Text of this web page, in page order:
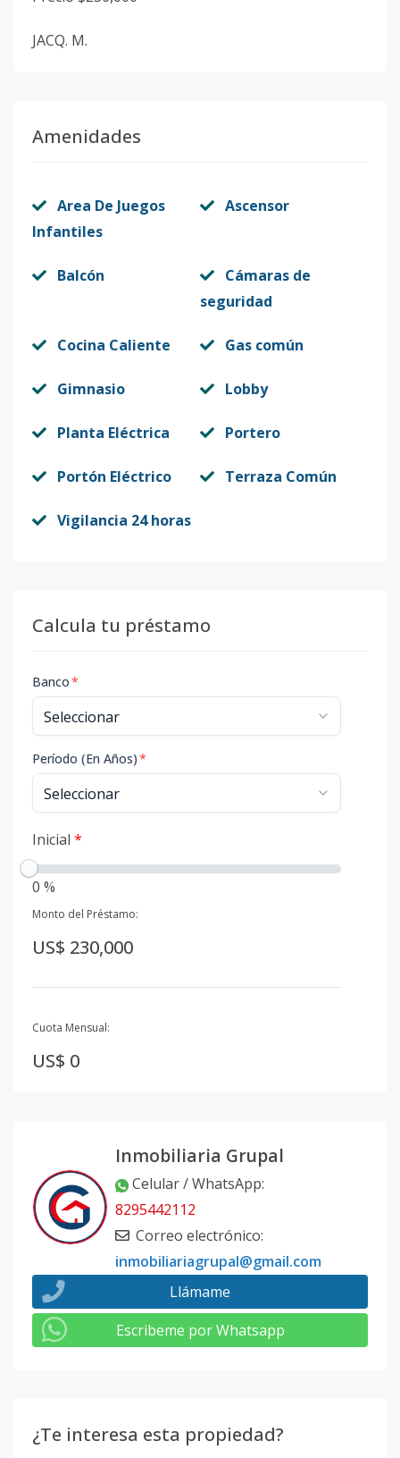
JACQ. M.
Amenidades
Area De Juegos
Infantiles
Ascensor
Balcón
Cámaras de
seguridad
Cocina Caliente Gas común
Gimnasio Lobby
Planta Eléctrica Portero
Portón Eléctrico Terraza Común
Vigilancia 24 horas
Calcula tu préstamo
Banco*
Período (En Años)*
Inicial *
0 %
Monto del Préstamo:
US$ 230,000
Cuota Mensual:
US$ 0
Inmobiliaria Grupal
Celular / WhatsApp:
8295442112
Correo electrónico:
inmobiliariagrupal@gmail.com
Llámame
Escribeme por Whatsapp
¿Te interesa esta propiedad?